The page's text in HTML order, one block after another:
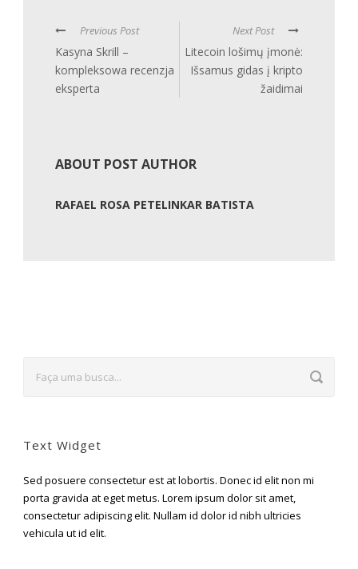
Previous Post
Kasyna Skrill –
kompleksowa recenzja
eksperta
Next Post
Litecoin lošimų įmonė:
Išsamus gidas į kripto
žaidimai
ABOUT POST AUTHOR
RAFAEL ROSA PETELINKAR BATISTA
Text Widget
Sed posuere consectetur est at lobortis. Donec id elit non mi
porta gravida at eget metus. Lorem ipsum dolor sit amet,
consectetur adipiscing elit. Nullam id dolor id nibh ultricies
vehicula ut id elit.